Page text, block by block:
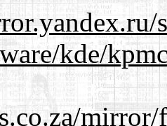
kde/
mirror/